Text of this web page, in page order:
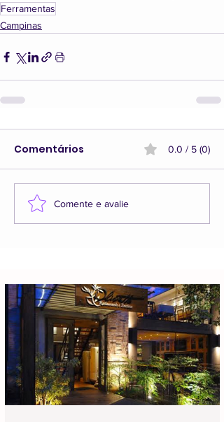
Ferramentas
Campinas
Comentários 0.0 / 5 (0)
Comente e avalie